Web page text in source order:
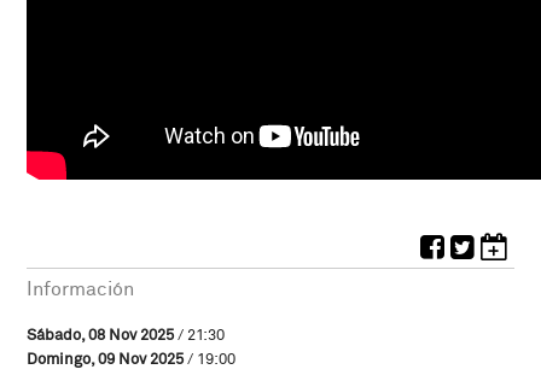
Información
Sábado, 08 Nov 2025/ 21:30
Domingo, 09 Nov 2025/ 19:00